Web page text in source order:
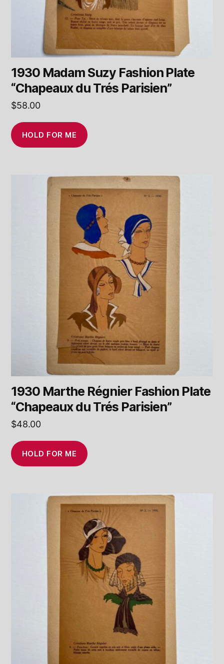
1930 Madam Suzy Fashion Plate
“Chapeaux du Trés Parisien”
$58.00
HOLD FOR ME
1930 Marthe Régnier Fashion Plate
“Chapeaux du Trés Parisien”
$48.00
HOLD FOR ME